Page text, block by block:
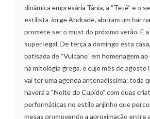
dinâmica empresária Tânia, a “Tetê” e o
estilista Jorge Andrade, abriram um bar
promete ser o must do próximo verão. E
super legal. De terça a domingo esta
batisada de “Vulcano” em homenagem
na mitológia grega, e cujo mês de agosto
vai ter uma agenda antenadíssima: toda
haverá a “Noite do Cupido” com duas
performáticas no estilo anjinho que
mesas promovendo a aproximação entre